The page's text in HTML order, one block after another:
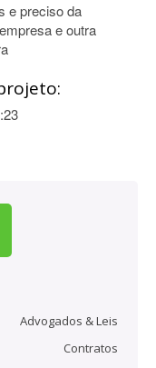
e preciso da
e outra
Advogados & Leis
Contratos